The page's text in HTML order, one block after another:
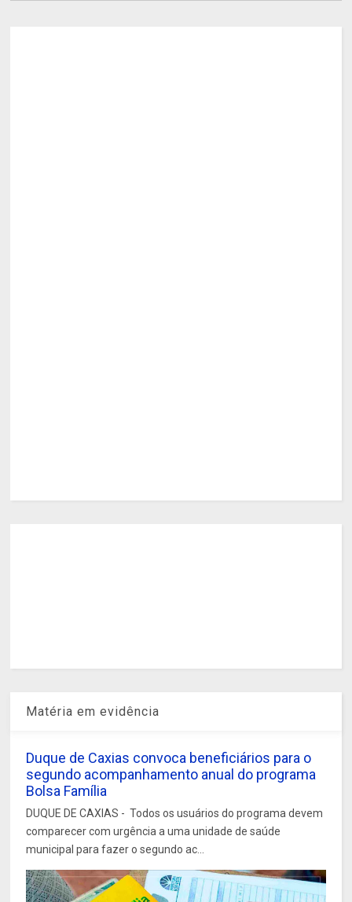
Matéria em evidência
Duque de Caxias convoca beneficiários para o
segundo acompanhamento anual do programa
Bolsa Família
DUQUE DE CAXIAS - Todos os usuários do programa devem
comparecer com urgência a uma unidade de saúde
municipal para fazer o segundo ac...